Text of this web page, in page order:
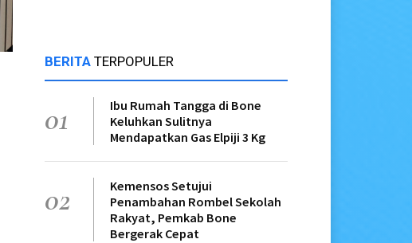
BERITA TERPOPULER
01
Ibu Rumah Tangga di Bone
Keluhkan Sulitnya
Mendapatkan Gas Elpiji 3 Kg
02
Kemensos Setujui
Penambahan Rombel Sekolah
Rakyat, Pemkab Bone
Bergerak Cepat